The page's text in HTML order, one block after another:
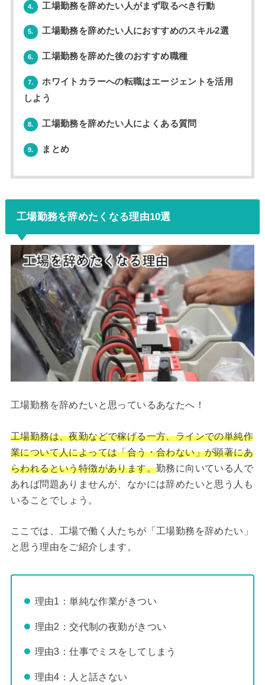
4. 工場勤務を辞めたい人がまず取るべき行動
5. 工場勤務を辞めたい人におすすめのスキル2選
6. 工場勤務を辞めた後のおすすめ職種
7.
ホワイトカラーへの転職はエージェントを活用
しよう
8. 工場勤務を辞めたい人によくある質問
9. まとめ
工場勤務を辞めたくなる理由10選
工場勤務を辞めたいと思っているあなたへ！
工場勤務は、夜勤などで稼げる一方、ラインでの単純作
業について人によっては「合う・合わない」が顕著にあ
らわれるという特徴があります。勤務に向いている人で
あれば問題ありませんが、なかには辞めたいと思う人も
いることでしょう。
ここでは、工場で働く人たちが「工場勤務を辞めたい」
と思う理由をご紹介します。
理由1：単純な作業がきつい
理由2：交代制の夜勤がきつい
理由3：仕事でミスをしてしまう
理由4：人と話さない